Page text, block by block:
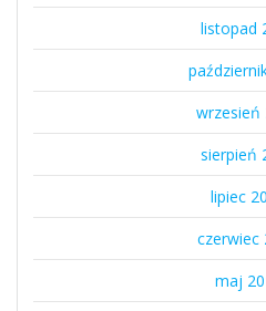
listopad
wrzesień
sierpień
lipiec
czerwiec
maj